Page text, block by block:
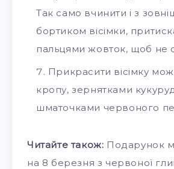
Так само вчинити і з
бортиком вісімки,
пальцями жовток, щоб не
Прикрасити вісімку
кропу, зернятками
шматочками червоного
Читайте також: Подарунок
на 8 березня з червоної